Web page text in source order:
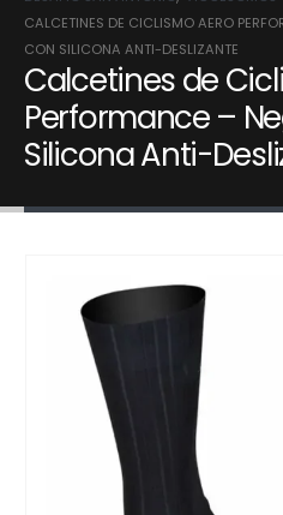
CALCETINES DE CICLISMO AERO
CON SILICONA ANTI-DESLIZANTE
Calcetines de
Performance –
Silicona Anti-